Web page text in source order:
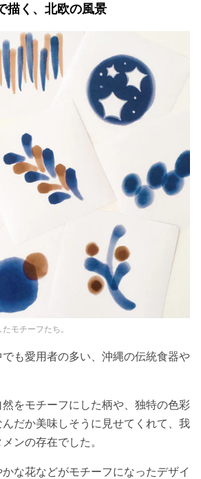
描く、北欧の風景
モチーフたち。
も愛用者の多い、沖縄の伝統食器や
をモチーフにした柄や、独特の色彩
だか美味しそうに見せてくれて、我
ンの存在でした。
な花などがモチーフになったデザイ